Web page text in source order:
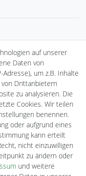
auf unserer
Daten von
um z.B. Inhalte
Drittanbietern
zu analysieren. Die
Cookies. Wir teilen
benennen.
oder aufgrund eines
kann erteilt
nicht einzuwilligen
zu ändern oder
und weitere